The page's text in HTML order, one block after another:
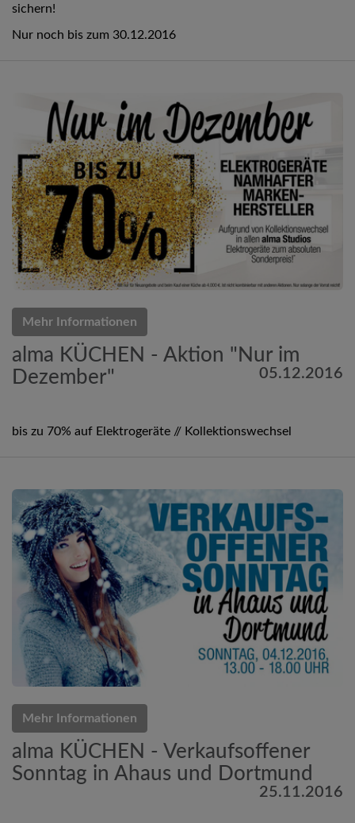
sichern!
Nur noch bis zum 30.12.2016
Mehr Informationen
alma KÜCHEN - Aktion "Nur im
Dezember"
05.12.2016
bis zu 70% auf Elektrogeräte // Kollektionswechsel
Mehr Informationen
alma KÜCHEN - Verkaufsoffener
Sonntag in Ahaus und Dortmund
25.11.2016